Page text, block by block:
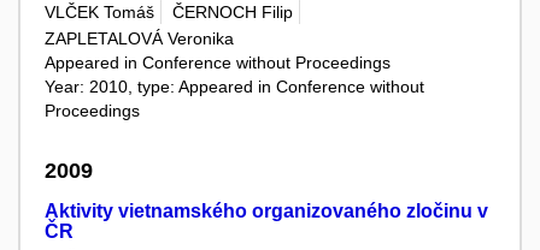
VLČEK Tomáš
ČERNOCH Filip
ZAPLETALOVÁ Veronika
Appeared in Conference without Proceedings
Year: 2010, type: Appeared in Conference without
Proceedings
2009
Aktivity vietnamského organizovaného zločinu v
ČR